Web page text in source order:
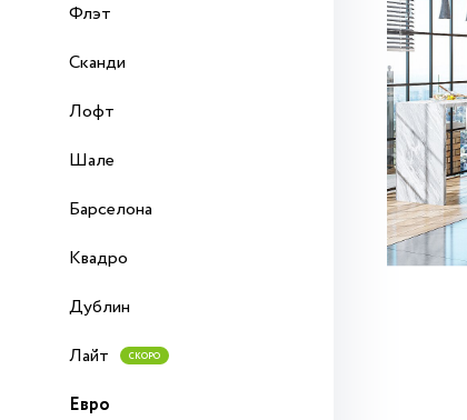
Флэт
Сканди
Лофт
Шале
Барселона
Квадро
Дублин
Лайт
СКОРО
Евро